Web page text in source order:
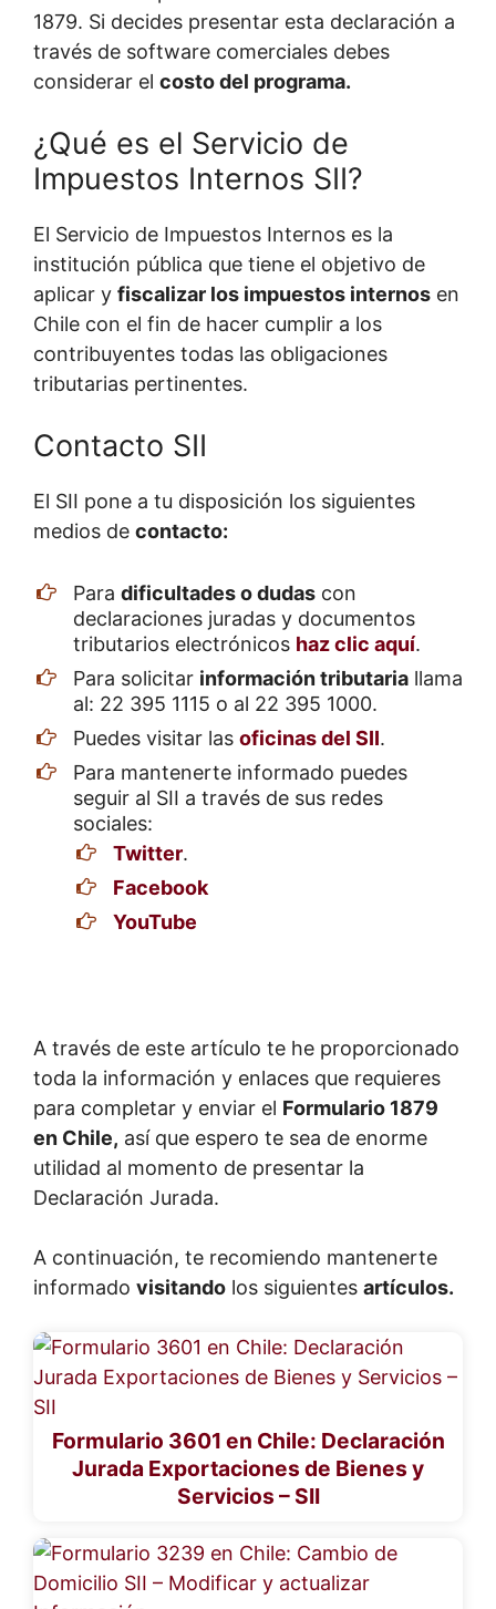
1879. Si decides presentar esta declaración a
través de software comerciales debes
considerar el costo del programa.
¿Qué es el Servicio de
Impuestos Internos SII?
El Servicio de Impuestos Internos es la
institución pública que tiene el objetivo de
aplicar y fiscalizar los impuestos internos en
Chile con el fin de hacer cumplir a los
contribuyentes todas las obligaciones
tributarias pertinentes.
Contacto SII
El SII pone a tu disposición los siguientes
medios de contacto:
Para dificultades o dudas con
declaraciones juradas y documentos
tributarios electrónicos haz clic aquí.
Para solicitar información tributaria llama
al: 22 395 1115 o al 22 395 1000.
Puedes visitar las oficinas del SII.
Para mantenerte informado puedes
seguir al SII a través de sus redes
sociales:
Twitter.
Facebook
YouTube
A través de este artículo te he proporcionado
toda la información y enlaces que requieres
para completar y enviar el Formulario 1879
en Chile, así que espero te sea de enorme
utilidad al momento de presentar la
Declaración Jurada.
A continuación, te recomiendo mantenerte
informado visitando los siguientes artículos.
Formulario 3601 en Chile: Declaración
Jurada Exportaciones de Bienes y
Servicios – SII